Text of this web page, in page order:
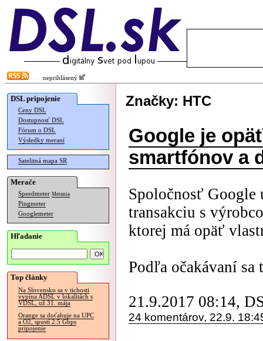
neprihlásený
DSL pripojenie
Ceny DSL
Dostupnosť DSL
Fórum o DSL
Výsledky meraní
Satelitná mapa SR
Merače
Speedmeter Merania
Pingmeter
Googlemeter
Hľadanie
Top články
Na Slovensku sa v tichosti
vypína ADSL v lokalitách s
VDSL, už 31. mája
Orange sa doťahuje na UPC
a O2, spustí 2.5 Gbps
pripojenie
Značky: HTC
Google je
smartfónov a
Spoločnosť Google
transakciu s
ktorej má opäť
Podľa očakávaní sa
21.9.2017 08:14,
24 komentárov, 22.9.